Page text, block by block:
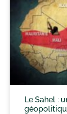
Le Sahel :